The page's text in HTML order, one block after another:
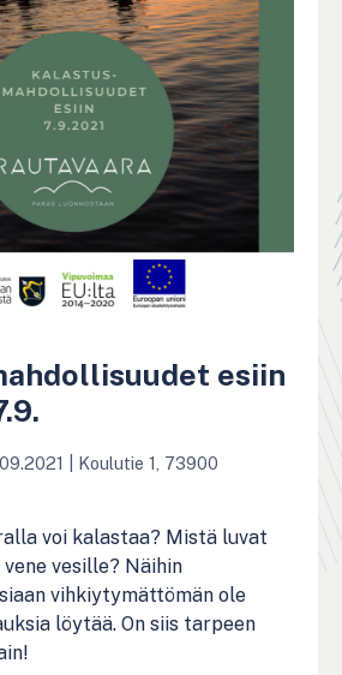
esiin
Koulutie 1, 73900
voi kalastaa? Mistä luvat
vesille? Näihin
vihkiytymättömän ole
löytää. On siis tarpeen